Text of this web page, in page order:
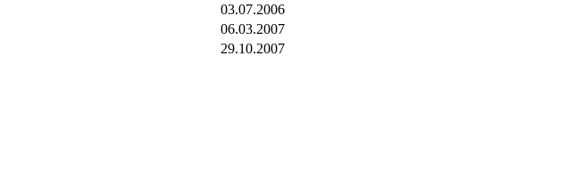
03.07.2006
06.03.2007
29.10.2007